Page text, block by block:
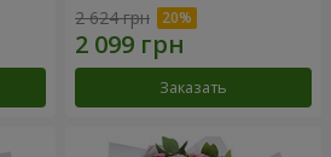
2 624 грн
Заказать